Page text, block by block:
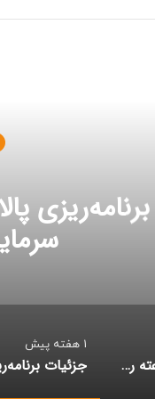
بازدید پنج‌ساعته رییس کل دادگستری استان بوشهر از پتروپالایش کنگان؛ تقدیر از روند توسعه، تولید و حمایت از نیروی انسانی
1 هفته پیش